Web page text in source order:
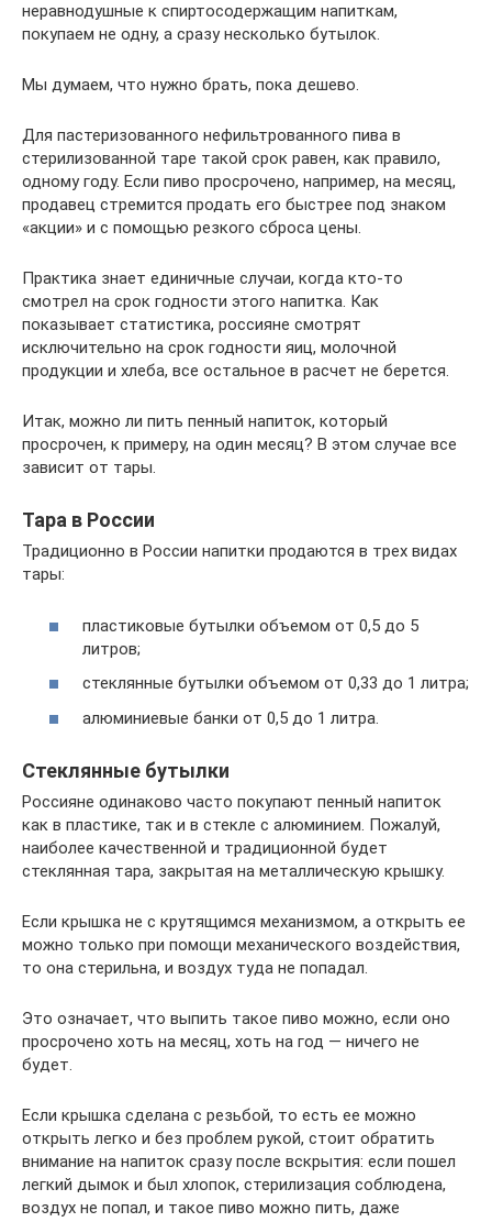
неравнодушные к спиртосодержащим напиткам,
покупаем не одну, а сразу несколько бутылок.
Мы думаем, что нужно брать, пока дешево.
Для пастеризованного нефильтрованного пива в
стерилизованной таре такой срок равен, как правило,
одному году. Если пиво просрочено, например, на месяц,
продавец стремится продать его быстрее под знаком
«акции» и с помощью резкого сброса цены.
Практика знает единичные случаи, когда кто-то
смотрел на срок годности этого напитка. Как
показывает статистика, россияне смотрят
исключительно на срок годности яиц, молочной
продукции и хлеба, все остальное в расчет не берется.
Итак, можно ли пить пенный напиток, который
просрочен, к примеру, на один месяц? В этом случае все
зависит от тары.
Тара в России
Традиционно в России напитки продаются в трех видах
тары:
пластиковые бутылки объемом от 0,5 до 5
литров;
стеклянные бутылки объемом от 0,33 до 1 литра;
алюминиевые банки от 0,5 до 1 литра.
Стеклянные бутылки
Россияне одинаково часто покупают пенный напиток
как в пластике, так и в стекле с алюминием. Пожалуй,
наиболее качественной и традиционной будет
стеклянная тара, закрытая на металлическую крышку.
Если крышка не с крутящимся механизмом, а открыть ее
можно только при помощи механического воздействия,
то она стерильна, и воздух туда не попадал.
Это означает, что выпить такое пиво можно, если оно
просрочено хоть на месяц, хоть на год — ничего не
будет.
Если крышка сделана с резьбой, то есть ее можно
открыть легко и без проблем рукой, стоит обратить
внимание на напиток сразу после вскрытия: если пошел
легкий дымок и был хлопок, стерилизация соблюдена,
воздух не попал, и такое пиво можно пить, даже